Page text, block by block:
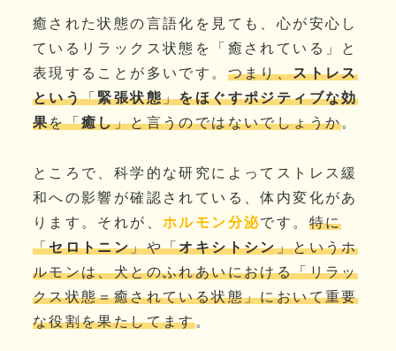
癒された状態の言語化を見ても、心が安心し
ているリラックス状態を「癒されている」と
表現することが多いです。 つまり、ストレス
という「緊張状態」をほぐすポジティブな効
果を「癒し」と言うのではないでしょうか。
ところで、科学的な研究によってストレス緩
和への影響が確認されている、体内変化があ
ります。それが、 ホルモン分泌です。 特に
「セロトニン」や「オキシトシン」というホ
ルモンは、犬とのふれあいにおける「リラッ
クス状態＝癒されている状態」において重要
な役割を果たしてます。